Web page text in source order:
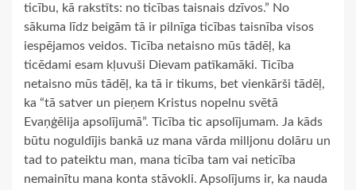
ticību, kā rakstīts: no ticības taisnais dzīvos.” No
sākuma līdz beigām tā ir pilnīga ticības taisnība visos
iespējamos veidos. Ticība netaisno mūs tādēļ, ka
ticēdami esam kļuvuši Dievam patīkamāki. Ticība
netaisno mūs tādēļ, ka tā ir tikums, bet vienkārši tādēļ,
ka “tā satver un pieņem Kristus nopelnu svētā
Evaņģēlija apsolījumā”. Ticība tic apsolījumam. Ja kāds
būtu noguldījis bankā uz mana vārda milljonu dolāru un
tad to pateiktu man, mana ticība tam vai neticība
nemainītu mana konta stāvokli. Apsolījums ir, ka nauda